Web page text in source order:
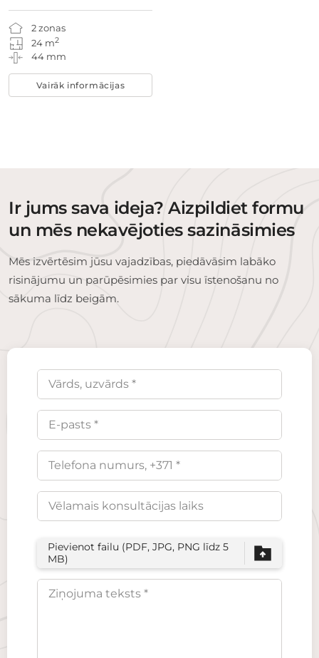
2 zonas
24 m2
44 mm
Vairāk informācijas
Ir jums sava ideja? Aizpildiet formu
un mēs nekavējoties sazināsimies
Mēs izvērtēsim jūsu vajadzības, piedāvāsim labāko
risinājumu un parūpēsimies par visu īstenošanu no
sākuma līdz beigām.
Pievienot failu (PDF, JPG, PNG līdz 5
MB)